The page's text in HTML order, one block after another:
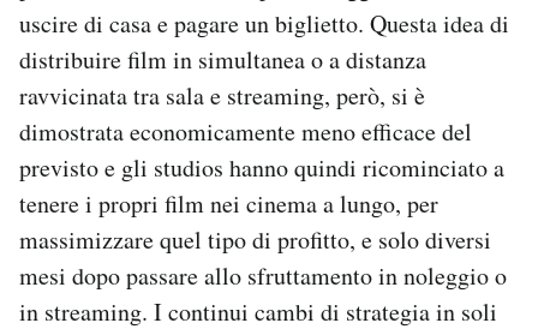
uscire di casa e pagare un biglietto. Questa idea di
distribuire film in simultanea o a distanza
ravvicinata tra sala e streaming, però, si è
dimostrata economicamente meno efficace del
previsto e gli studios hanno quindi ricominciato a
tenere i propri film nei cinema a lungo, per
massimizzare quel tipo di profitto, e solo diversi
mesi dopo passare allo sfruttamento in noleggio o
in streaming. I continui cambi di strategia in soli